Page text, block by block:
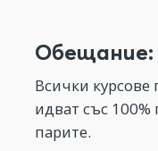
Обещание:
Всички курсове
идват със
парите.